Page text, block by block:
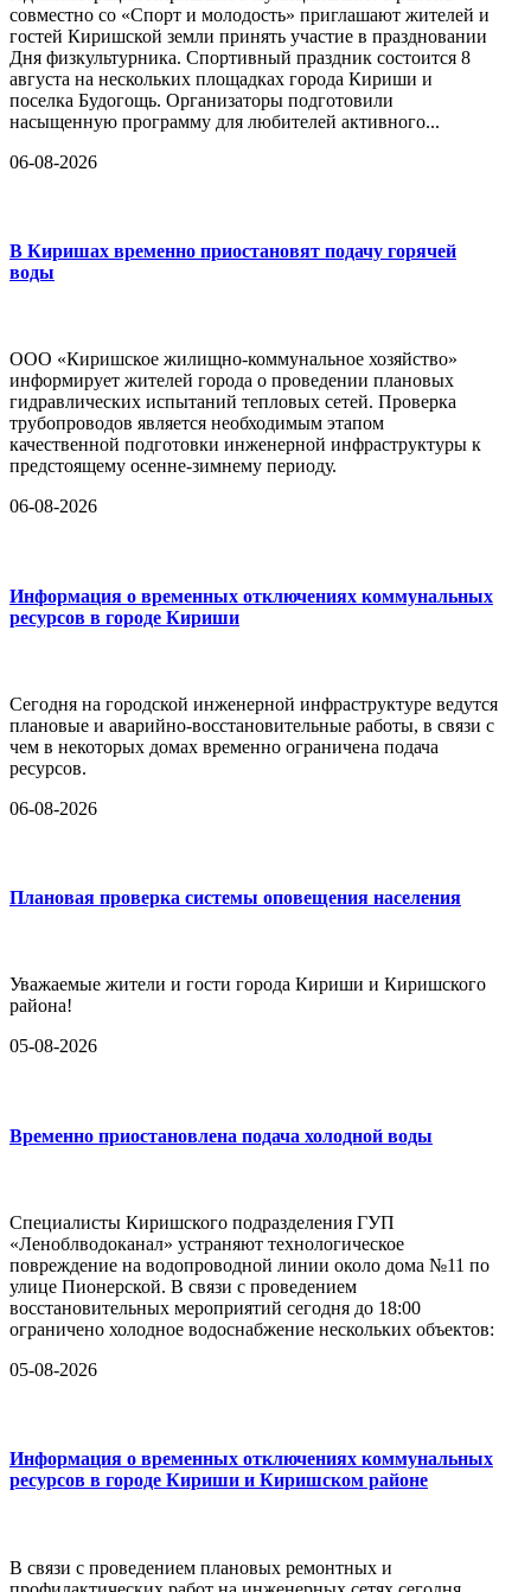
совместно со «Спорт и молодость» приглашают жителей и
гостей Киришской земли принять участие в праздновании
Дня физкультурника. Спортивный праздник состоится 8
августа на нескольких площадках города Кириши и
поселка Будогощь. Организаторы подготовили
насыщенную программу для любителей активного...
06-08-2026
В Киришах временно приостановят подачу горячей
воды
ООО «Киришское жилищно-коммунальное хозяйство»
информирует жителей города о проведении плановых
гидравлических испытаний тепловых сетей. Проверка
трубопроводов является необходимым этапом
качественной подготовки инженерной инфраструктуры к
предстоящему осенне-зимнему периоду.
06-08-2026
Информация о временных отключениях коммунальных
ресурсов в городе Кириши
Сегодня на городской инженерной инфраструктуре ведутся
плановые и аварийно-восстановительные работы, в связи с
чем в некоторых домах временно ограничена подача
ресурсов.
06-08-2026
Плановая проверка системы оповещения населения
Уважаемые жители и гости города Кириши и Киришского
района!
05-08-2026
Временно приостановлена подача холодной воды
Специалисты Киришского подразделения ГУП
«Леноблводоканал» устраняют технологическое
повреждение на водопроводной линии около дома №11 по
улице Пионерской. В связи с проведением
восстановительных мероприятий сегодня до 18:00
ограничено холодное водоснабжение нескольких объектов:
05-08-2026
Информация о временных отключениях коммунальных
ресурсов в городе Кириши и Киришском районе
В связи с проведением плановых ремонтных и